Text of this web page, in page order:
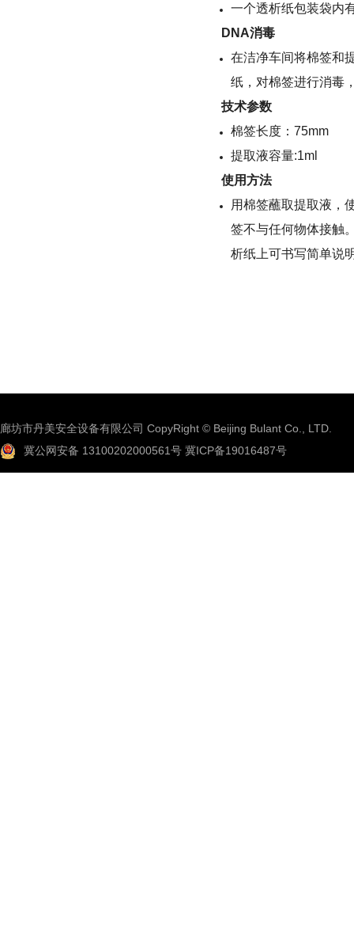
一个透析纸包装袋内
DNA消毒
在洁净车间将棉签和
纸，对棉签进行消毒
技术参数
棉签长度：75mm
提取液容量:1ml
使用方法
用棉签蘸取提取液，
签不与任何物体接触
析纸上可书写简单说
廊坊市丹美安全设备有限公司 CopyRight © Beijing Bulant Co., LTD.
冀公网安备 13100202000561号 冀ICP备19016487号